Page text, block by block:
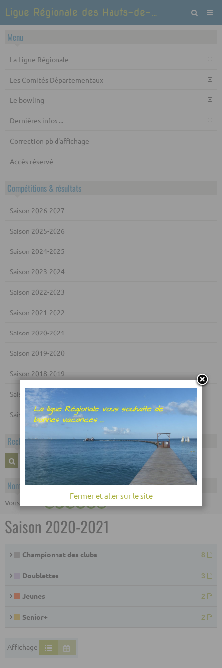
Ligue Régionale des Hauts-de-France de Bowling et Sports de quilles
Menu
La Ligue Régionale
Les Comités Départementaux
Le bowling
Dernières infos ...
Correction pb d'affichage
Accès réservé
Compétitions & résultats
Saison 2026-2027
Saison 2025-2026
Saison 2024-2025
Saison 2023-2024
Saison 2022-2023
Saison 2021-2022
Saison 2020-2021
Saison 2019-2020
Saison 2018-2019
Saison 2017-2018
Saison 2016-2017
Rechercher dans le calendrier
OK
Nombre de visiteurs
Vous êtes le ème
Saison 2020-2021
Championnat des clubs 8
Doublettes 3
Jeunes 2
Senior+ 2
Affichage
Fermer et aller sur le site